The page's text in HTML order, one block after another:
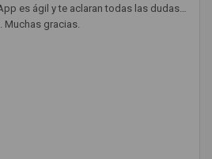
es ágil y te aclaran todas las dudas.
Muchas gracias.